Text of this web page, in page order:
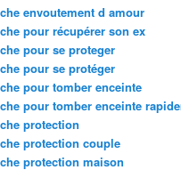
envoutement d amour
pour récupérer son ex
pour se proteger
pour se protéger
pour tomber enceinte
pour tomber enceinte
protection
protection couple
protection maison